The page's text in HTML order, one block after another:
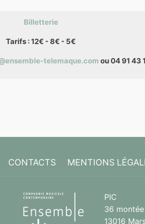
Billetterie
Tarifs : 12€ - 8€ - 5€
telemaque.com ou 04 91 43
CONTACTS MENTIONS
PIC
36
13016